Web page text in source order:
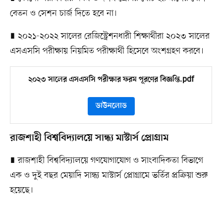
বেতন ও সেশন চার্জ দিতে হবে না।
∎ ২০২১-২০২২ সালের রেজিস্ট্রেশনধারী শিক্ষার্থীরা ২০২৩ সালের
এসএসসি পরীক্ষায় নিয়মিত পরীক্ষার্থী হিসেবে অংশগ্রহণ করবে।
২০২৩ সালের এসএসসি পরীক্ষার ফরম পূরণের বিজ্ঞপ্তি.pdf
ডাউনলোড
রাজশাহী বিশ্ববিদ্যালয়ে সান্ধ্য মাস্টার্স প্রোগ্রাম
∎ রাজশাহী বিশ্ববিদ্যালয়ে গণযোগাযোগ ও সাংবাদিকতা বিভাগে
এক ও দুই বছর মেয়াদি সান্ধ্য মাস্টার্স প্রোগ্রামে ভর্তির প্রক্রিয়া শুরু
হয়েছে।